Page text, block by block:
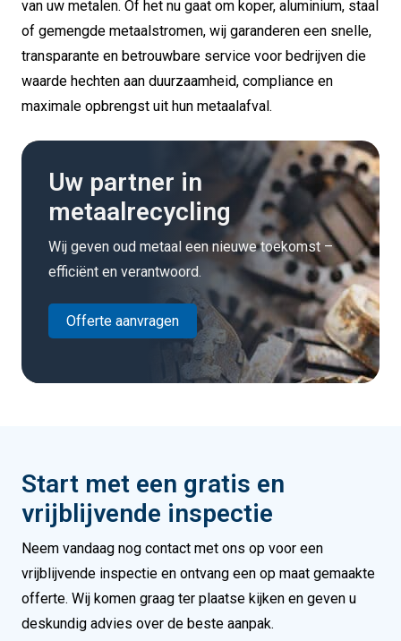
van uw metalen. Of het nu gaat om koper, aluminium, staal
of gemengde metaalstromen, wij garanderen een snelle,
transparante en betrouwbare service voor bedrijven die
waarde hechten aan duurzaamheid, compliance en
maximale opbrengst uit hun metaalafval.
Uw partner in
metaalrecycling
Wij geven oud metaal een nieuwe toekomst –
efficiënt en verantwoord.
Offerte aanvragen
Start met een gratis en
vrijblijvende inspectie
Neem vandaag nog contact met ons op voor een
vrijblijvende inspectie en ontvang een op maat gemaakte
offerte. Wij komen graag ter plaatse kijken en geven u
deskundig advies over de beste aanpak.